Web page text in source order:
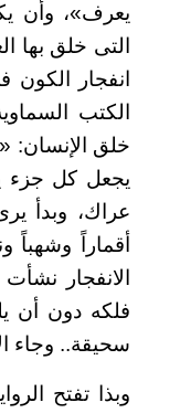
يعرف»، وأن
التى خلق بها
انفجار
الكتب
خلق الإنسان:
يجعل كل جزء
عراك، وبدأ
أقماراً وشهباً
الانفجار
فلكه دون أن
سحيقة.. وجاء
وبذا تفتح